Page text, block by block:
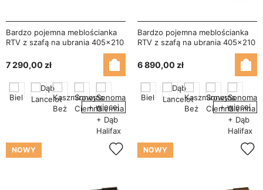
Bardzo pojemna meblościanka
RTV z szafą na ubrania 405×210
Halifax – LENA
7 290,00 zł
+ więcej
Bardzo pojemna meblościanka
RTV z szafą na ubrania 405×210
6 890,00 zł
+ więcej
NOWY NOWY